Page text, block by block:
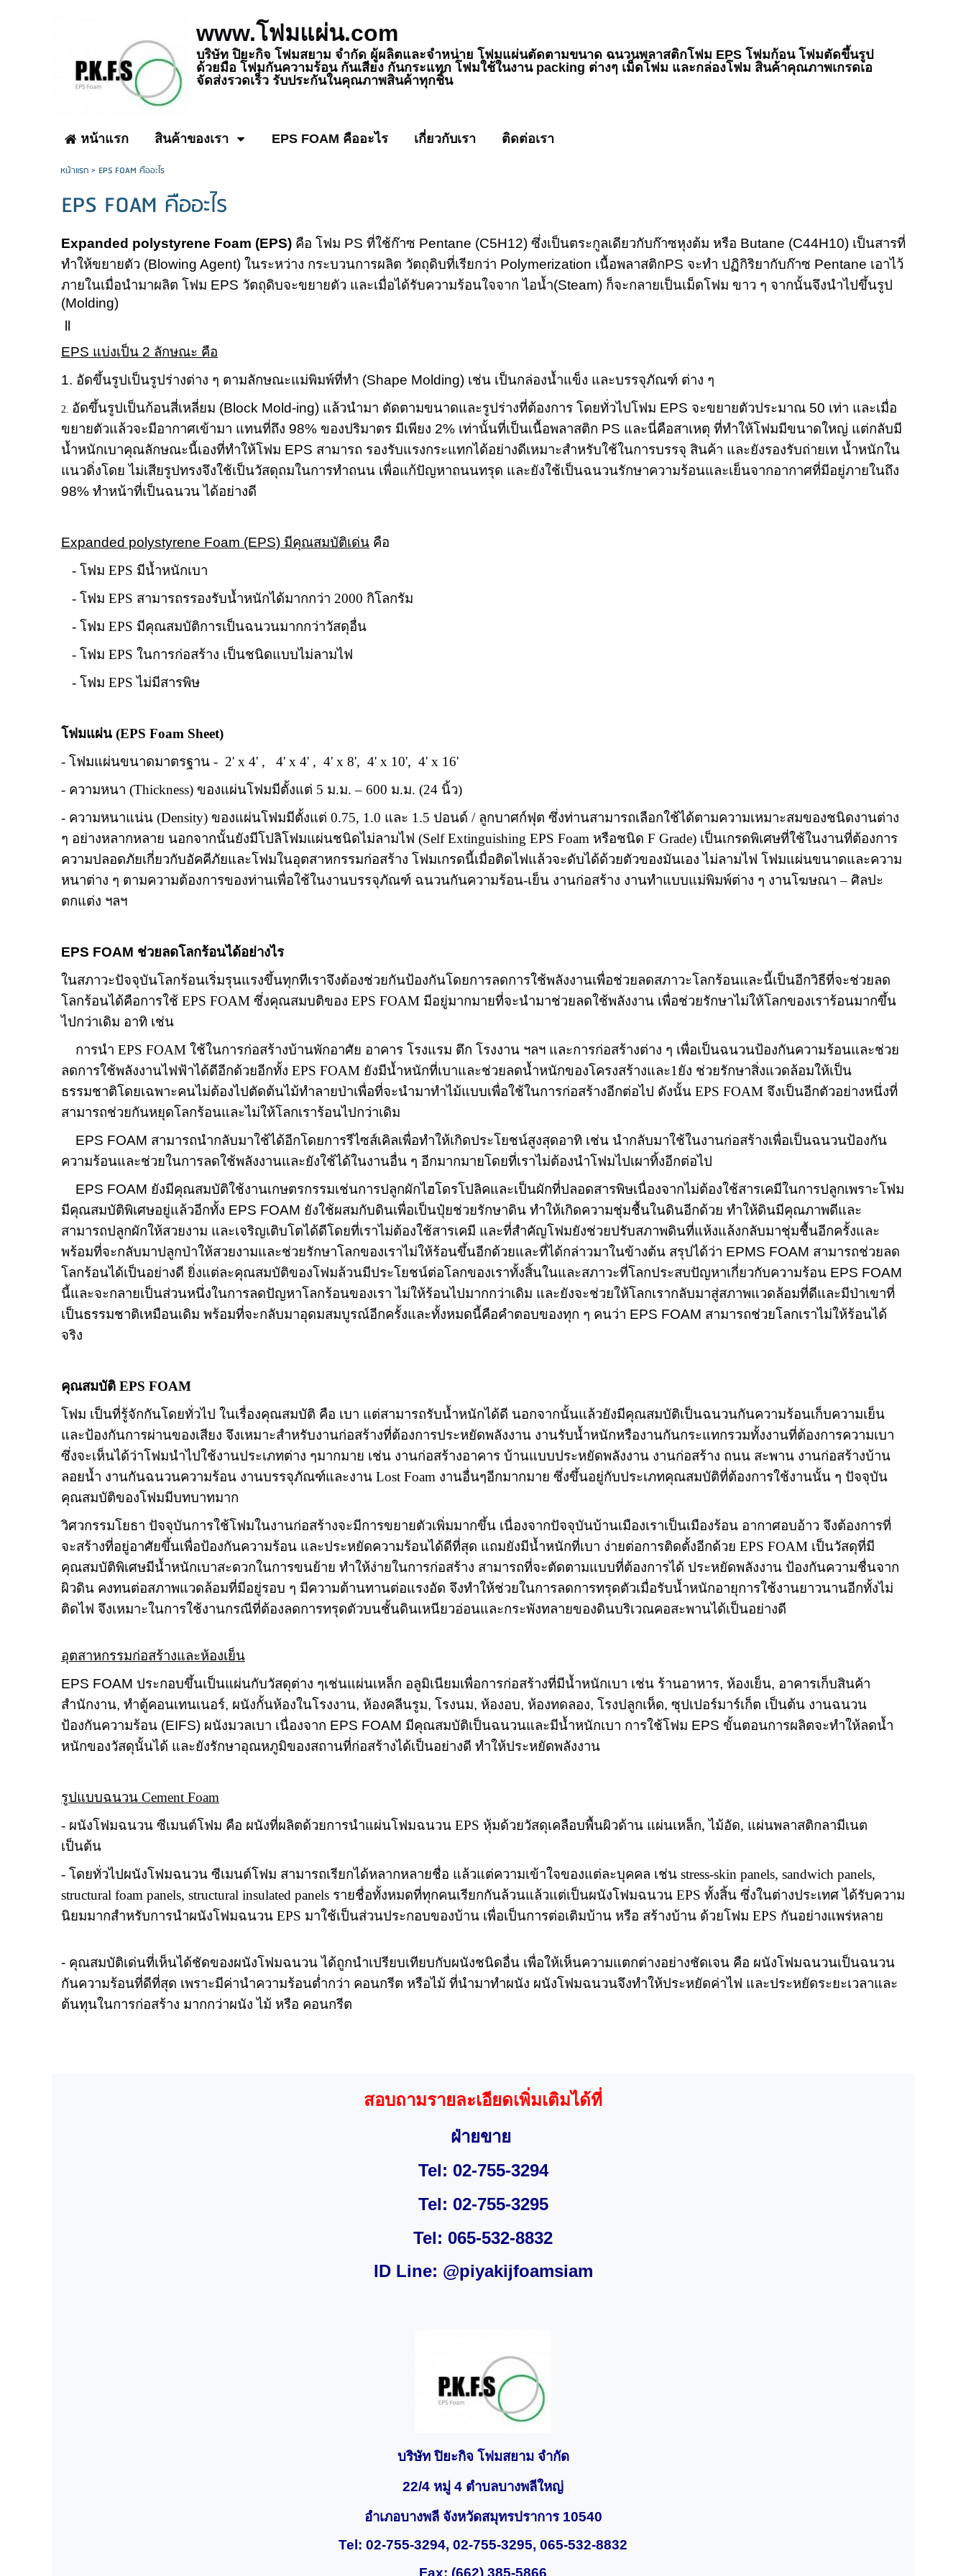
www.โฟมแผ่น.com
บริษัท ปิยะกิจ โฟมสยาม จำกัด ผู้ผลิตและจำหน่าย โฟมแผ่นตัดตามขนาด ฉนวนพลาสติกโฟม EPS โฟมก้อน โฟมตัดขึ้นรูป
ด้วยมือ โฟมกันความร้อน กันเสียง กันกระแทก โฟมใช้ในงาน packing ต่างๆ เม็ดโฟม และกล่องโฟม สินค้าคุณภาพเกรดเอ
จัดส่งรวดเร็ว รับประกันในคุณภาพสินค้าทุกชิ้น
หน้าแรก สินค้าของเรา EPS FOAM คืออะไร เกี่ยวกับเรา ติดต่อเรา
หน้าแรก> EPS FOAM คืออะไร
EPS FOAM คืออะไร
Expanded polystyrene Foam (EPS) คือ โฟม PS ที่ใช้ก๊าซ Pentane (C5H12) ซึ่งเป็นตระกูลเดียวกับก๊าซหุงต้ม หรือ Butane (C44H10) เป็นสารที่
ทำให้ขยายตัว (Blowing Agent) ในระหว่าง กระบวนการผลิต วัตถุดิบที่เรียกว่า Polymerization เนื้อพลาสติกPS จะทำ ปฏิกิริยากับก๊าซ Pentane เอาไว้
ภายในเมื่อนำมาผลิต โฟม EPS วัตถุดิบจะขยายตัว และเมื่อได้รับความร้อนใจจาก ไอน้ำ(Steam) ก็จะกลายเป็นเม็ดโฟม ขาว ๆ จากนั้นจึงนำไปขึ้นรูป
(Molding)
EPS แบ่งเป็น 2 ลักษณะ คือ
1. อัดขึ้นรูปเป็นรูปร่างต่าง ๆ ตามลักษณะแม่พิมพ์ที่ทำ (Shape Molding) เช่น เป็นกล่องน้ำแข็ง และบรรจุภัณฑ์ ต่าง ๆ
2. อัดขึ้นรูปเป็นก้อนสี่เหลี่ยม (Block Mold-ing) แล้วนำมา ตัดตามขนาดและรูปร่างที่ต้องการ โดยทั่วไปโฟม EPS จะขยายตัวประมาณ 50 เท่า และเมื่อ
ขยายตัวแล้วจะมีอากาศเข้ามา แทนที่ถึง 98%ของปริมาตร มีเพียง 2%เท่านั้นที่เป็นเนื้อพลาสติก PS และนี่คือสาเหตุ ที่ทำให้โฟมมีขนาดใหญ่ แต่กลับมี
น้ำหนักเบาคุณลักษณะนี้เองที่ทำให้โฟม EPS สามารถ รองรับแรงกระแทกได้อย่างดีเหมาะสำหรับใช้ในการบรรจุ สินค้า และยังรองรับถ่ายเท น้ำหนักใน
แนวดิ่งโดย ไม่เสียรูปทรงจึงใช้เป็นวัสดุถมในการทำถนน เพื่อแก้ปัญหาถนนทรุด และยังใช้เป็นฉนวนรักษาความร้อนและเย็นจากอากาศที่มีอยู่ภายในถึง
98%ทำหน้าที่เป็นฉนวน ได้อย่างดี
Expanded polystyrene Foam (EPS) มีคุณสมบัติเด่นคือ
- โฟม EPS มีน้ำหนักเบา
- โฟม EPS สามารถรรองรับน้ำหนักได้มากกว่า 2000 กิโลกรัม
- โฟม EPS มีคุณสมบัติการเป็นฉนวนมากกว่าวัสดุอื่น
- โฟม EPS ในการก่อสร้าง เป็นชนิดแบบไม่ลามไฟ
- โฟม EPSไม่มีสารพิษ
โฟมแผ่น (EPS Foam Sheet)
- โฟมแผ่นขนาดมาตรฐาน - 2' x 4' , 4' x 4' , 4' x 8', 4' x 10', 4' x 16'
- ความหนา (Thickness) ของแผ่นโฟมมีตั้งแต่ 5 ม.ม.– 600 ม.ม. (24นิ้ว)
- ความหนาแน่น (Density) ของแผ่นโฟมมีตั้งแต่ 0.75, 1.0 และ 1.5 ปอนด์ / ลูกบาศก์ฟุต ซึ่งท่านสามารถเลือกใช้ได้ตามความเหมาะสมของชนิดงานต่าง
ๆ อย่างหลากหลาย นอกจากนั้นยังมีโปลิโฟมแผ่นชนิดไม่ลามไฟ (Self Extinguishing EPS Foam หรือชนิด F Grade) เป็นเกรดพิเศษที่ใช้ในงานที่ต้องการ
ความปลอดภัยเกี่ยวกับอัคคีภัยและโฟมในอุตสาหกรรมก่อสร้าง โฟมเกรดนี้เมื่อติดไฟแล้วจะดับได้ด้วยตัวของมันเอง ไม่ลามไฟ โฟมแผ่นขนาดและความ
หนาต่าง ๆ ตามความต้องการของท่านเพื่อใช้ในงานบรรจุภัณฑ์ ฉนวนกันความร้อน-เย็น งานก่อสร้าง งานทำแบบแม่พิมพ์ต่าง ๆ งานโฆษณา– ศิลปะ
ตกแต่ง ฯลฯ
EPS FOAM ช่วยลดโลกร้อนได้อย่างไร
ในสภาวะปัจจุบันโลกร้อนเริ่มรุนแรงขึ้นทุกทีเราจึงต้องช่วยกันป้องกันโดยการลดการใช้พลังงานเพื่อช่วยลดสภาวะโลกร้อนและนี้เป็นอีกวิธีที่จะช่วยลด
โลกร้อนได้คือการใช้ EPS FOAM ซึ่งคุณสมบติของ EPS FOAM มีอยู่มากมายที่จะนำมาช่วยลดใช้พลังงาน เพื่อช่วยรักษาไม่ให้โลกของเราร้อนมากขึ้น
ไปกว่าเดิม อาทิ เช่น
การนำ EPS FOAM ใช้ในการก่อสร้างบ้านพักอาศัย อาคาร โรงแรม ตึก โรงงาน ฯลฯ และการก่อสร้างต่าง ๆ เพื่อเป็นฉนวนป้องกันความร้อนและช่วย
ลดการใช้พลังงานไฟฟ้าได้ดีอีกด้วยอีกทั้ง EPS FOAM ยังมีน้ำหนักที่เบาและช่วยลดน้ำหนักของโครงสร้างและ1ยัง ช่วยรักษาสิ่งแวดล้อมให้เป็น
ธรรมชาติโดยเฉพาะคนไม่ต้องไปตัดต้นไม้ทำลายป่าเพื่อที่จะนำมาทำไม้แบบเพื่อใช้ในการก่อสร้างอีกต่อไป ดังนั้น EPS FOAM จึงเป็นอีกตัวอย่างหนึ่งที่
สามารถช่วยกันหยุดโลกร้อนและไม่ให้โลกเราร้อนไปกว่าเดิม
EPS FOAM สามารถนำกลับมาใช้ได้อีกโดยการรีไซส์เคิลเพื่อทำให้เกิดประโยชน์สูงสุดอาทิ เช่น นำกลับมาใช้ในงานก่อสร้างเพื่อเป็นฉนวนป้องกัน
ความร้อนและช่วยในการลดใช้พลังงานและยังใช้ได้ในงานอื่น ๆ อีกมากมายโดยที่เราไม่ต้องนำโฟมไปเผาทิ้งอีกต่อไป
EPS FOAM ยังมีคุณสมบัติใช้งานเกษตรกรรมเช่นการปลูกผักไฮโดรโปลิคและเป็นผักที่ปลอดสารพิษเนื่องจากไม่ต้องใช้สารเคมีในการปลูกเพราะโฟม
มีคุณสมบัติพิเศษอยู่แล้วอีกทั้ง EPS FOAM ยังใช้ผสมกับดินเพื่อเป็นปุ๋ยช่วยรักษาดิน ทำให้เกิดความชุ่มชื้นในดินอีกด้วย ทำให้ดินมีคุณภาพดีและ
สามารถปลูกผักให้สวยงาม และเจริญเติบโตได้ดีโดยที่เราไม่ต้องใช้สารเคมี และที่สำคัญโฟมยังช่วยปรับสภาพดินที่แห้งแล้งกลับมาชุ่มชื้นอีกครั้งและ
พร้อมที่จะกลับมาปลูกป่าให้สวยงามและช่วยรักษาโลกของเราไม่ให้ร้อนขึ้นอีกด้วยและที่ได้กล่าวมาในข้างต้น สรุปได้ว่า EPMS FOAM สามารถช่วยลด
โลกร้อนได้เป็นอย่างดี ยิ่งแต่ละคุณสมบัติของโฟมล้วนมีประโยชน์ต่อโลกของเราทั้งสิ้นในและสภาวะที่โลกประสบปัญหาเกี่ยวกับความร้อน EPS FOAM
นี้และจะกลายเป็นส่วนหนึ่งในการลดปัญหาโลกร้อนของเรา ไม่ให้ร้อนไปมากกว่าเดิม และยังจะช่วยให้โลกเรากลับมาสู่สภาพแวดล้อมที่ดีและมีป่าเขาที่
เป็นธรรมชาติเหมือนเดิม พร้อมที่จะกลับมาอุดมสมบูรณ์อีกครั้งและทั้งหมดนี้คือคำตอบของทุก ๆ คนว่า EPS FOAM สามารถช่วยโลกเราไม่ให้ร้อนได้
จริง
คุณสมบัติ EPS FOAM
โฟม เป็นที่รู้จักกันโดยทั่วไป ในเรื่องคุณสมบัติ คือ เบา แต่สามารถรับน้ำหนักได้ดี นอกจากนั้นแล้วยังมีคุณสมบัติเป็นฉนวนกันความร้อนเก็บความเย็น
และป้องกันการผ่านของเสียง จึงเหมาะสำหรับงานก่อสร้างที่ต้องการประหยัดพลังงาน งานรับน้ำหนักหรืองานกันกระแทกรวมทั้งงานที่ต้องการความเบา
ซึ่งจะเห็นได้ว่าโฟมนำไปใช้งานประเภทต่าง ๆมากมาย เช่น งานก่อสร้างอาคาร บ้านแบบประหยัดพลังงาน งานก่อสร้าง ถนน สะพาน งานก่อสร้างบ้าน
ลอยน้ำ งานกันฉนวนความร้อน งานบรรจุภัณฑ์และงาน Lost Foam งานอื่นๆอีกมากมาย ซึ่งขึ้นอยู่กับประเภทคุณสมบัติที่ต้องการใช้งานนั้น ๆ ปัจจุบัน
คุณสมบัติของโฟมมีบทบาทมาก
วิศวกรรมโยธา ปัจจุบันการใช้โฟมในงานก่อสร้างจะมีการขยายตัวเพิ่มมากขึ้น เนื่องจากปัจจุบันบ้านเมืองเราเป็นเมืองร้อน อากาศอบอ้าว จึงต้องการที่
จะสร้างที่อยู่อาศัยขึ้นเพื่อป้องกันความร้อน และประหยัดความร้อนได้ดีที่สุด แถมยังมีน้ำหนักที่เบา ง่ายต่อการติดตั้งอีกด้วย EPS FOAM เป็นวัสดุที่มี
คุณสมบัติพิเศษมีน้ำหนักเบาสะดวกในการขนย้าย ทำให้ง่ายในการก่อสร้าง สามารถที่จะตัดตามแบบที่ต้องการได้ ประหยัดพลังงาน ป้องกันความชื่นจาก
ผิวดิน คงทนต่อสภาพแวดล้อมที่มีอยู่รอบ ๆ มีความต้านทานต่อแรงอัด จึงทำให้ช่วยในการลดการทรุดตัวเมื่อรับน้ำหนักอายุการใช้งานยาวนานอีกทั้งไม่
ติดไฟ จึงเหมาะในการใช้งานกรณีที่ต้องลดการทรุดตัวบนชั้นดินเหนียวอ่อนและกระพังทลายของดินบริเวณคอสะพานได้เป็นอย่างดี
อุตสาหกรรมก่อสร้างและห้องเย็น
EPS FOAM ประกอบขึ้นเป็นแผ่นกับวัสดุต่าง ๆเช่นแผ่นเหล็ก อลูมิเนียมเพื่อการก่อสร้างที่มีน้ำหนักเบา เช่น ร้านอาหาร, ห้องเย็น, อาคารเก็บสินค้า
สำนักงาน, ทำตู้คอนเทนเนอร์, ผนังกั้นห้องในโรงงาน, ห้องคลีนรูม, โรงนม, ห้องอบ, ห้องทดลอง, โรงปลูกเห็ด, ซุปเปอร์มาร์เก็ต เป็นต้น งานฉนวน
ป้องกันความร้อน (EIFS) ผนังมวลเบา เนื่องจาก EPS FOAM มีคุณสมบัติเป็นฉนวนและมีน้ำหนักเบา การใช้โฟม EPS ขั้นตอนการผลิตจะทำให้ลดน้ำ
หนักของวัสดุนั้นได้ และยังรักษาอุณหภูมิของสถานที่ก่อสร้างได้เป็นอย่างดี ทำให้ประหยัดพลังงาน
รูปแบบฉนวน Cement Foam
- ผนังโฟมฉนวน ซีเมนต์โฟม คือ ผนังที่ผลิตด้วยการนำแผ่นโฟมฉนวน EPS หุ้มด้วยวัสดุเคลือบพื้นผิวด้าน แผ่นเหล็ก,ไม้อัด, แผ่นพลาสติกลามีเนต
เป็นต้น
- โดยทั่วไปผนังโฟมฉนวน ซีเมนต์โฟม สามารถเรียกได้หลากหลายชื่อ แล้วแต่ความเข้าใจของแต่ละบุคคล เช่น stress-skin panels, sandwich panels,
structural foam panels, structural insulated panels รายชื่อทั้งหมดที่ทุกคนเรียกกันล้วนแล้วแต่เป็นผนังโฟมฉนวน EPS ทั้งสิ้น ซึ่งในต่างประเทศ ได้รับความ
นิยมมากสำหรับการนำผนังโฟมฉนวน EPS มาใช้เป็นส่วนประกอบของบ้าน เพื่อเป็นการต่อเติมบ้าน หรือ สร้างบ้าน ด้วยโฟม EPS กันอย่างแพร่หลาย
- คุณสมบัติเด่นที่เห็นได้ชัดของผนังโฟมฉนวน ได้ถูกนำเปรียบเทียบกับผนังชนิดอื่น เพื่อให้เห็นความแตกต่างอย่างชัดเจน คือ ผนังโฟมฉนวนเป็นฉนวน
กันความร้อนที่ดีที่สุด เพราะมีค่านำความร้อนต่ำกว่า คอนกรีต หรือไม้ ที่นำมาทำผนัง ผนังโฟมฉนวนจึงทำให้ประหยัดค่าไฟ และประหยัดระยะเวลาและ
ต้นทุนในการก่อสร้าง มากกว่าผนัง ไม้ หรือ คอนกรีต
สอบถามรายละเอียดเพิ่มเติมได้ที่
ฝ่ายขาย
Tel: 02-755-3294
Tel: 02-755-3295
Tel: 065-532-8832
ID Line: @piyakijfoamsiam
บริษัท ปิยะกิจ โฟมสยาม จำกัด
22/4 หมู่ 4 ตำบลบางพลีใหญ่
อำเภอบางพลี จังหวัดสมุทรปราการ 10540
Tel: 02-755-3294, 02-755-3295, 065-532-8832
Fax: (662) 385-5866